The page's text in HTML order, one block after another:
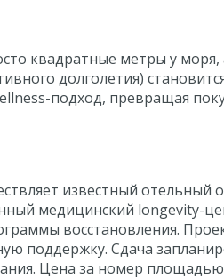
квадратные метры у моря,
долголетия)
подход, превращая
известный отельный
медицинский longevity-
восстановления.
поддержку. Сдача
Цена за номер